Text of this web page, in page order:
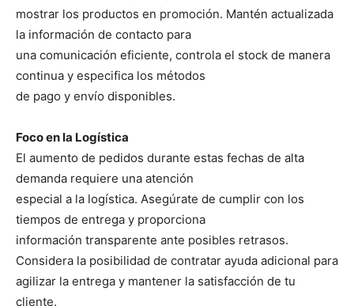
mostrar los productos en promoción. Mantén actualizada
la información de contacto para
una comunicación eficiente, controla el stock de manera
continua y especifica los métodos
de pago y envío disponibles.
Foco en la Logística
El aumento de pedidos durante estas fechas de alta
demanda requiere una atención
especial a la logística. Asegúrate de cumplir con los
tiempos de entrega y proporciona
información transparente ante posibles retrasos.
Considera la posibilidad de contratar ayuda adicional para
agilizar la entrega y mantener la satisfacción de tu
cliente.